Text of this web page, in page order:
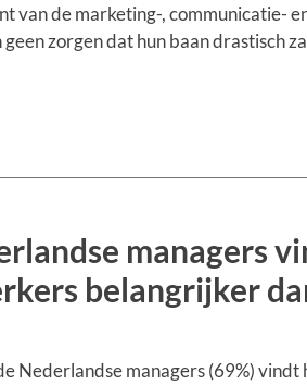
van de marketing-, communicatie-
zorgen dat hun baan drastisch
managers
belangrijker
Nederlandse managers (69%) vindt